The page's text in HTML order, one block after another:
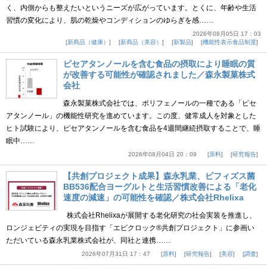
く、内側からも整えたいというニーズが広がっています。とくに、年齢や生活
習慣の変化により、肌の乾燥やコンディションのゆらぎを感……
2026年08月05日 17：03
新商品（健康）
新商品（美容） 新製品 機能性表示食品制度
ピセアタンノールを含む食品の摂取により睡眠の質
が改善する可能性が確認されました／森永製菓株式
会社
森永製菓株式会社では、ポリフェノールの一種である「ピセ
アタンノール」の機能性研究を進めています。この度、健常成人を対象とした
ヒト試験により、ピセアタンノールを含む食品を4週間継続摂取することで、睡
眠中……
2026年08月04日 20：09 原料 研究報告
【共創プロジェクト成果】森永乳業、ビフィズス菌
BB536配合ヨーグルトと生活習慣改善による「老化
速度の減速」の可能性を確認／株式会社Rhelixa
株式会社Rhelixaが展開する老化研究の社会実装を推進し、
ロンジェビティの実現を目指す「エピクロック®共創プロジェクト」に参画い
ただいている森永乳業株式会社が、同社と連携……
2026年07月31日 17：47 原料 研究報告 美容 調査